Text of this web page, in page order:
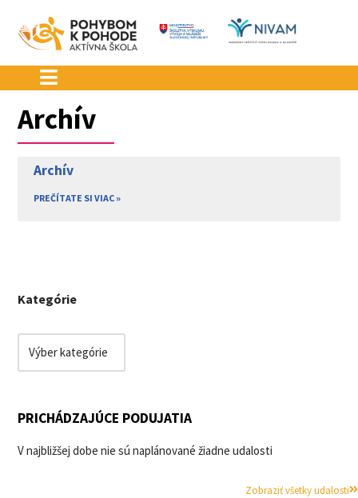
Preskočiť
na
obsah
Archív
Archív
PREČÍTATE SI VIAC »
Kategórie
PRICHÁDZAJÚCE PODUJATIA
V najbližšej dobe nie sú naplánované žiadne udalosti
Zobraziť všetky udalosti